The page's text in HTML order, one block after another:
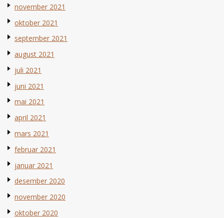
november 2021
oktober 2021
september 2021
august 2021
juli 2021
juni 2021
mai 2021
april 2021
mars 2021
februar 2021
januar 2021
desember 2020
november 2020
oktober 2020